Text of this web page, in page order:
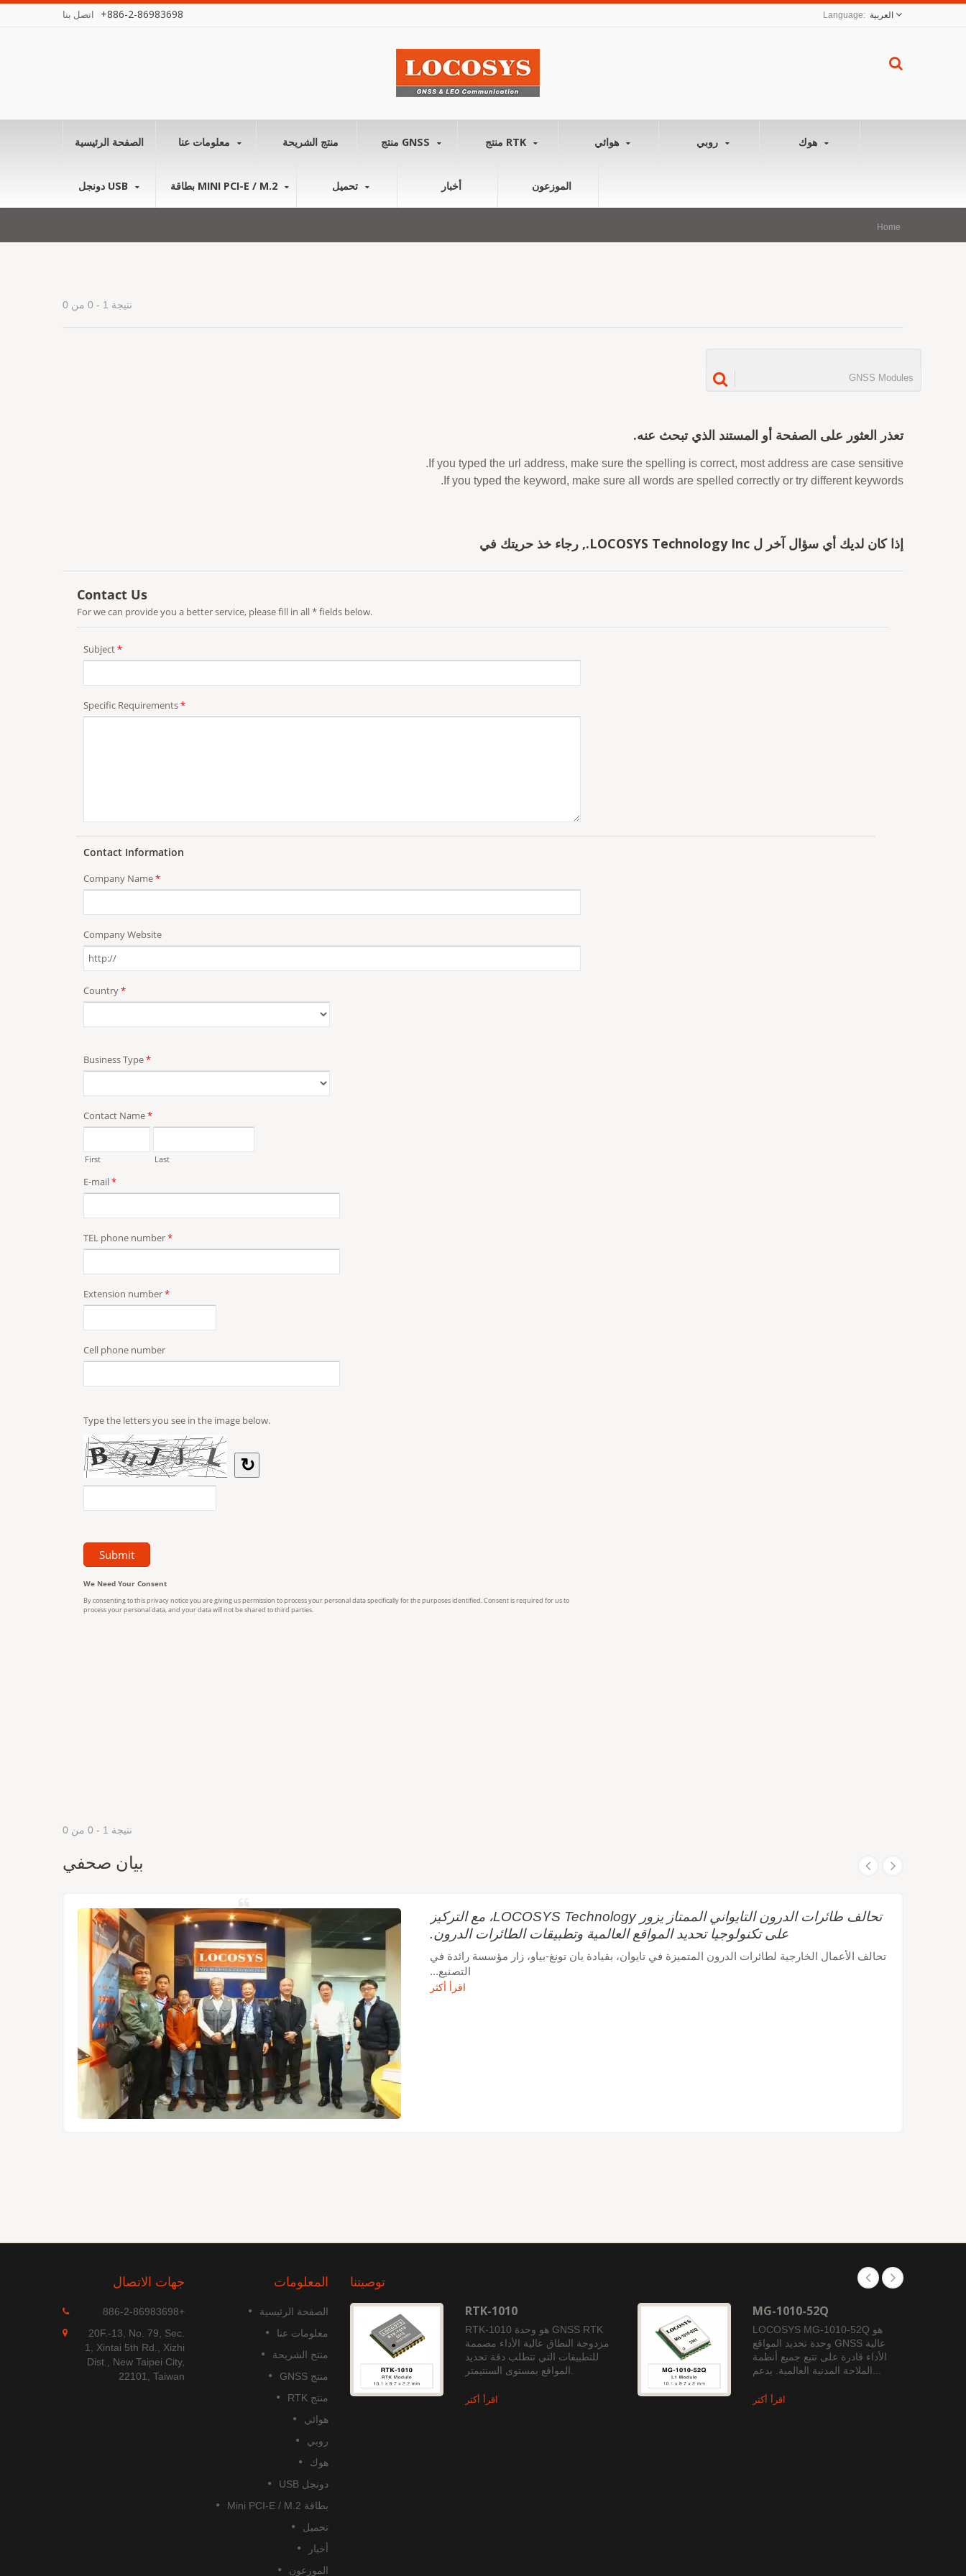
+886-2-86983698 العربية
الصفحة الرئيسية منتج الشريحة منتج GNSS منتج RTK هوائي روبي هوك
دونجل USB بطاقة MINI PCI-E / M.2 تحميل أخبار الموزعون
Home
نتيجة 1 - 0 من 0
تعذر العثور على الصفحة أو المستند الذي تبحث عنه.
If you typed the url address, make sure the spelling is correct, most address are case sensitive.
If you typed the keyword, make sure all words are spelled correctly or try different keywords.
إذا كان لديك أي سؤال آخر ل LOCOSYS Technology Inc., رجاء خذ حريتك في
نتيجة 1 - 0 من 0
بيان صحفي
تحالف طائرات الدرون التايواني الممتاز يزور LOCOSYS Technology، مع التركيز
على تكنولوجيا تحديد المواقع العالمية وتطبيقات الطائرات الدرون.
تحالف الأعمال الخارجية لطائرات الدرون المتميزة في تايوان، بقيادة يان تونغ-بياو، زار مؤسسة رائدة في
التصنيع...
اقرأ أكثر
جهات الاتصال
+886-2-86983698
20F.-13, No. 79, Sec.
1, Xintai 5th Rd., Xizhi
Dist., New Taipei City,
22101, Taiwan
المعلومات
الصفحة الرئيسية
معلومات عنا
منتج الشريحة
منتج GNSS
منتج RTK
هوائي
روبي
هوك
دونجل USB
بطاقة Mini PCI-E / M.2
تحميل
أخبار
الموزعون
توصيتنا
MGS-1513-52Q
MGS-1513-52Q هي وحدة هوائي
ذكي متعددة الترددات GNSS قائمة
بذاتها بالكامل، تشمل هوائي مدمج
ودارات استقبال GNSS والتي...
RTK-1010
RTK-1010 هو وحدة GNSS RTK
مزدوجة النطاق عالية الأداء مصممة
للتطبيقات التي تتطلب دقة تحديد
المواقع بمستوى السنتيمتر.
اقرأ أكثر
MG-1010-52Q
LOCOSYS MG-1010-52Q هو
وحدة تحديد المواقع GNSS عالية
الأداء قادرة على تتبع جميع أنظمة
الملاحة المدنية العالمية. يدعم...
اقرأ أكثر